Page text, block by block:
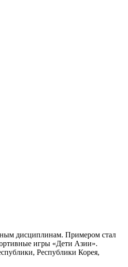
дисциплинам. Примером стал
игры «Дети Азии».
Республики Корея,